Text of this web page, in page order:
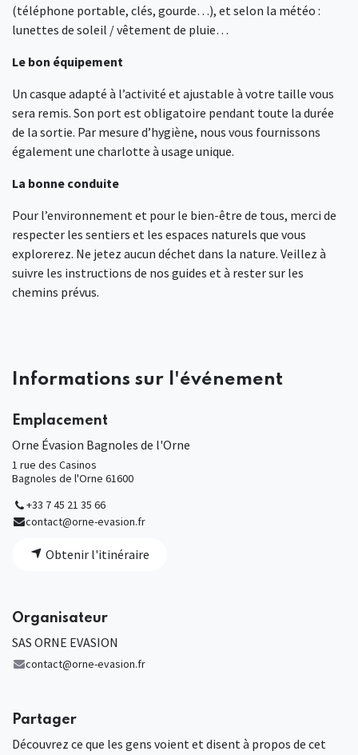
(téléphone portable, clés, gourde…), et selon la météo :
lunettes de soleil / vêtement de pluie…
Le bon équipement
Un casque adapté à l’activité et ajustable à votre taille vous
sera remis. Son port est obligatoire pendant toute la durée
de la sortie. Par mesure d’hygiène, nous vous fournissons
également une charlotte à usage unique.
La bonne conduite
Pour l’environnement et pour le bien-être de tous, merci de
respecter les sentiers et les espaces naturels que vous
explorerez. Ne jetez aucun déchet dans la nature. Veillez à
suivre les instructions de nos guides et à rester sur les
chemins prévus.
Informations sur l'événement
Emplacement
Orne Évasion Bagnoles de l'Orne
1 rue des Casinos
Bagnoles de l'Orne 61600
+33 7 45 21 35 66
contact@orne-evasion.fr
Obtenir l'itinéraire
Organisateur
SAS ORNE EVASION
contact@orne-evasion.fr
Partager
Découvrez ce que les gens voient et disent à propos de cet